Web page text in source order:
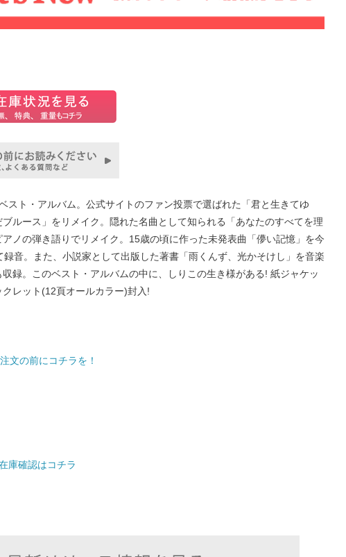
スト・アルバム。公式サイトのファン投票で選ばれた「君と生きてゆ
ブルース」をリメイク。隠れた名曲として知られる「あなたのすべてを理
ノの弾き語りでリメイク。15歳の頃に作った未発表曲「儚い記憶」を今
録音。また、小説家として出版した著書「雨くんず、光かそけし」を音楽
録。このベスト・アルバムの中に、しりこの生き様がある! 紙ジャケッ
クレット(12頁オールカラー)封入!
文の前にコチラを！
庫確認はコチラ